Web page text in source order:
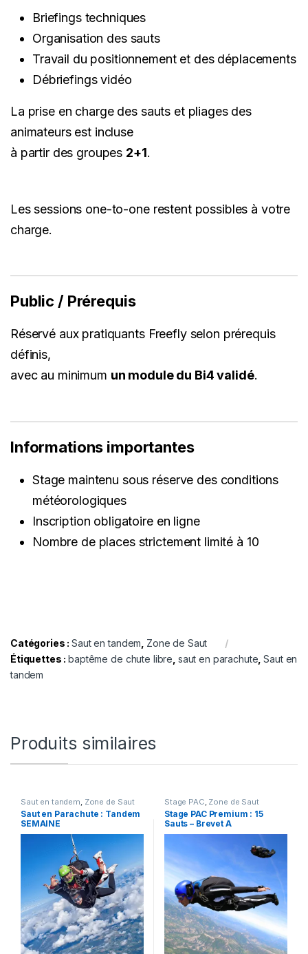
Briefings techniques
Organisation des sauts
Travail du positionnement et des déplacements
Débriefings vidéo
La prise en charge des sauts et pliages des
animateurs est incluse
à partir des groupes 2+1.
Les sessions one-to-one restent possibles à votre
charge.
Public / Prérequis
Réservé aux pratiquants Freefly selon prérequis
définis,
avec au minimum un module du Bi4 validé.
Informations importantes
Stage maintenu sous réserve des conditions
météorologiques
Inscription obligatoire en ligne
Nombre de places strictement limité à 10
Catégories :Saut en tandem Zone de Saut
Étiquettes :baptême de chute libre saut en parachute ,Saut en
tandem
Produits similaires
Saut en tandem Zone de Saut
Saut en Parachute : Tandem
SEMAINE
Stage PAC Zone de Saut
Stage PAC Premium : 15
Sauts – Brevet A